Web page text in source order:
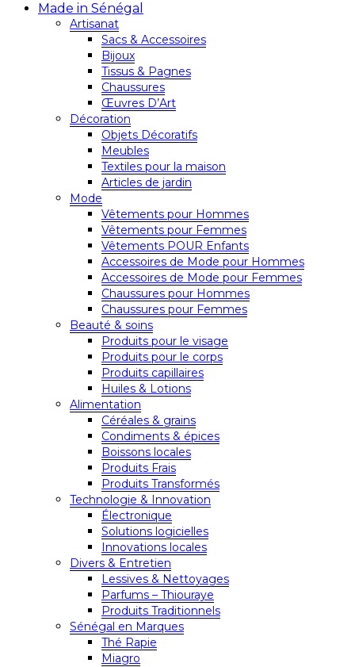
Made in Sénégal
Artisanat
Sacs & Accessoires
Bijoux
Tissus & Pagnes
Chaussures
Œuvres D’Art
Décoration
Objets Décoratifs
Meubles
Textiles pour la maison
Articles de jardin
Mode
Vêtements pour Hommes
Vêtements pour Femmes
Vêtements POUR Enfants
Accessoires de Mode pour Hommes
Accessoires de Mode pour Femmes
Chaussures pour Hommes
Chaussures pour Femmes
Beauté & soins
Produits pour le visage
Produits pour le corps
Produits capillaires
Huiles & Lotions
Alimentation
Céréales & grains
Condiments & épices
Boissons locales
Produits Frais
Produits Transformés
Technologie & Innovation
Électronique
Solutions logicielles
Innovations locales
Divers & Entretien
Lessives & Nettoyages
Parfums – Thiouraye
Produits Traditionnels
Sénégal en Marques
Thé Rapie
Miagro